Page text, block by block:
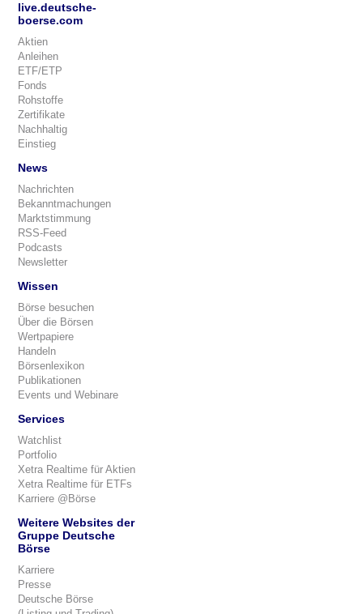
live.deutsche-
boerse.com
Aktien
Anleihen
ETF/ETP
Fonds
Rohstoffe
Zertifikate
Nachhaltig
Einstieg
News
Nachrichten
Bekanntmachungen
Marktstimmung
RSS-Feed
Podcasts
Newsletter
Wissen
Börse besuchen
Über die Börsen
Wertpapiere
Handeln
Börsenlexikon
Publikationen
Events und Webinare
Services
Watchlist
Portfolio
Xetra Realtime für Aktien
Xetra Realtime für ETFs
Karriere @Börse
Weitere Websites der
Gruppe Deutsche
Börse
Karriere
Presse
Deutsche Börse